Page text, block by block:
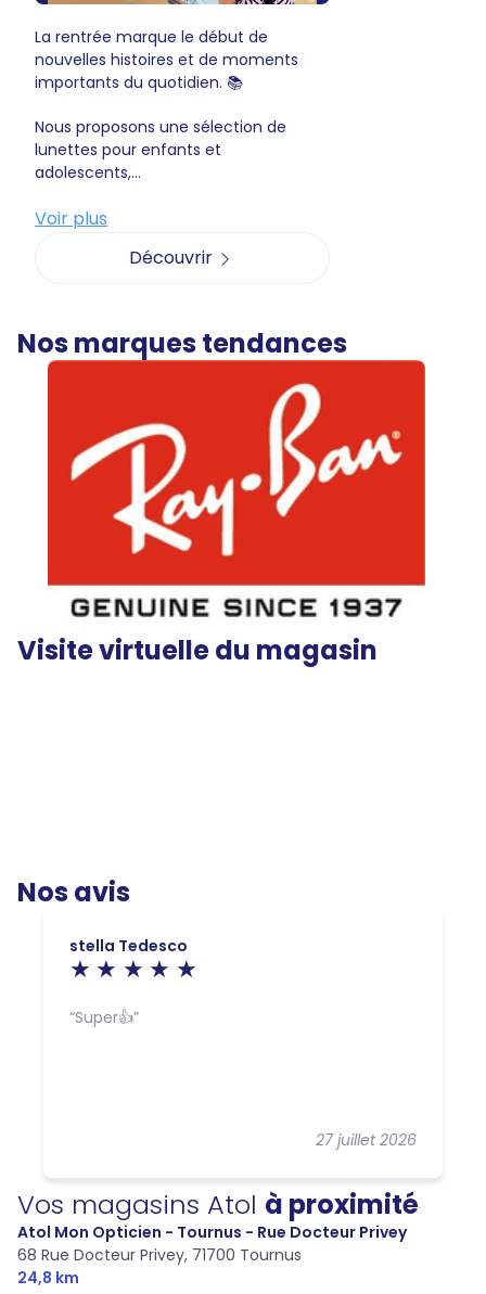
La rentrée marque le début de
nouvelles histoires et de moments
importants du quotidien. 📚
Nous proposons une sélection de
lunettes pour enfants et
adolescents,...
Voir plus
Découvrir
Nos marques tendances
Visite virtuelle du magasin
Nos avis
stella Tedesco
27 juillet 2026
Super👍
Vos magasins Atol à proximité
Atol Mon Opticien - Tournus - Rue Docteur Privey
68 Rue Docteur Privey, 71700 Tournus
24,8 km